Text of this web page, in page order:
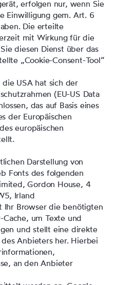
erfolgen nur, wenn Sie
Einwilligung gem. Art. 6
Die erteilte
mit Wirkung für die
diesen Dienst über das
„Cookie-Consent-Tool“
USA hat sich der
(EU-US Data
das auf Basis eines
der Europäischen
europäischen
Darstellung von
Fonts des folgenden
Gordon House, 4
Irland
Ihr Browser die benötigten
um Texte und
und stellt eine direkte
Anbieters her. Hierbei
an den Anbieter